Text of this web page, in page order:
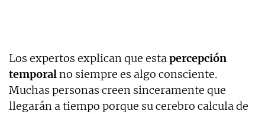
Los expertos explican que estapercepción
temporalno siempre es algo consciente.
Muchas personas creen sinceramente que
llegarán a tiempo porque su cerebro calcula de